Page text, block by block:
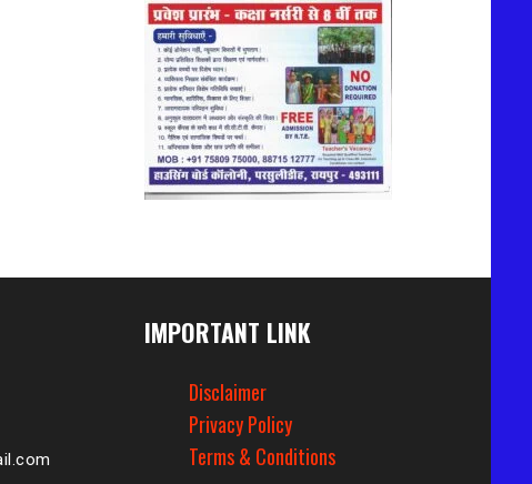
IMPORTANT LINK
Disclaimer
Privacy Policy
Terms & Conditions